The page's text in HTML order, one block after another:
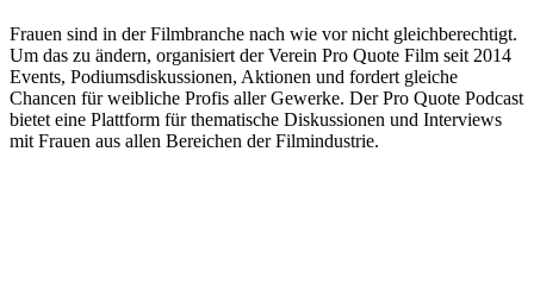
Frauen sind in der Filmbranche nach wie vor nicht gleichberechtigt.
Um das zu ändern, organisiert der Verein Pro Quote Film seit 2014
Events, Podiumsdiskussionen, Aktionen und fordert gleiche
Chancen für weibliche Profis aller Gewerke. Der Pro Quote Podcast
bietet eine Plattform für thematische Diskussionen und Interviews
mit Frauen aus allen Bereichen der Filmindustrie.